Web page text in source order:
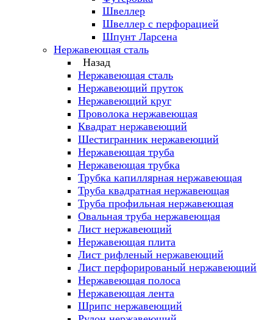
Швеллер
Швеллер с перфорацией
Шпунт Ларсена
Нержавеющая сталь
Назад
Нержавеющая сталь
Нержавеющий пруток
Нержавеющий круг
Проволока нержавеющая
Квадрат нержавеющий
Шестигранник нержавеющий
Нержавеющая труба
Нержавеющая трубка
Трубка капиллярная нержавеющая
Труба квадратная нержавеющая
Труба профильная нержавеющая
Овальная труба нержавеющая
Лист нержавеющий
Нержавеющая плита
Лист рифленый нержавеющий
Лист перфорированый нержавеющий
Нержавеющая полоса
Нержавеющая лента
Шрипс нержавеющий